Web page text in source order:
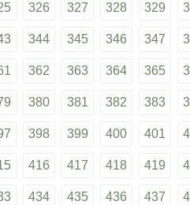
326 327 328 329
344 345 346 347
362 363 364 365
380 381 382 383
398 399 400 401
416 417 418 419
434 435 436 437